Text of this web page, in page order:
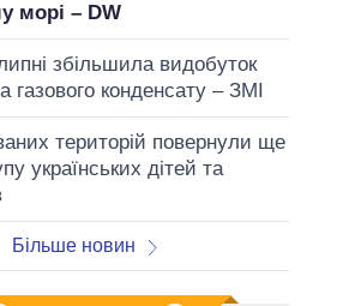
морі – DW
збільшила видобуток
газового конденсату – ЗМІ
територій повернули ще
українських дітей та
Більше новин